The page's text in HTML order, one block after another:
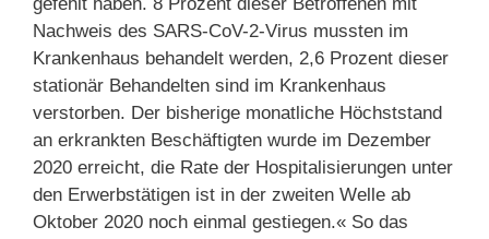
Nachweis des SARS-CoV-2-Virus mussten im
Krankenhaus behandelt werden, 2,6 Prozent dieser
stationär Behandelten sind im Krankenhaus
verstorben. Der bisherige monatliche Höchststand
an erkrankten Beschäftigten wurde im Dezember
2020 erreicht, die Rate der Hospitalisierungen unter
den Erwerbstätigen ist in der zweiten Welle ab
Oktober 2020 noch einmal gestiegen.« So das